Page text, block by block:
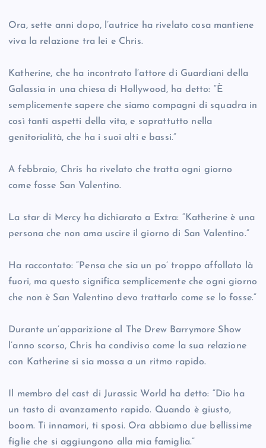
Ora, sette anni dopo, l’autrice ha rivelato cosa mantiene
viva la relazione tra lei e Chris.
Katherine, che ha incontrato l’attore di Guardiani della
Galassia in una chiesa di Hollywood, ha detto: “È
semplicemente sapere che siamo compagni di squadra in
così tanti aspetti della vita, e soprattutto nella
genitorialità, che ha i suoi alti e bassi.”
A febbraio, Chris ha rivelato che tratta ogni giorno
come fosse San Valentino.
La star di Mercy ha dichiarato a Extra: “Katherine è una
persona che non ama uscire il giorno di San Valentino.”
Ha raccontato: “Pensa che sia un po’ troppo affollato là
fuori, ma questo significa semplicemente che ogni giorno
che non è San Valentino devo trattarlo come se lo fosse.”
Durante un’apparizione al The Drew Barrymore Show
l’anno scorso, Chris ha condiviso come la sua relazione
con Katherine si sia mossa a un ritmo rapido.
Il membro del cast di Jurassic World ha detto: “Dio ha
un tasto di avanzamento rapido. Quando è giusto,
boom. Ti innamori, ti sposi. Ora abbiamo due bellissime
figlie che si aggiungono alla mia famiglia.”